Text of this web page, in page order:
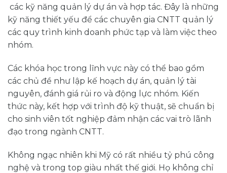
các kỹ năng quản lý dự án và hợp tác. Đây là những
kỹ năng thiết yếu để các chuyên gia CNTT quản lý
các quy trình kinh doanh phức tạp và làm việc theo
nhóm.
Các khóa học trong lĩnh vực này có thể bao gồm
các chủ đề như lập kế hoạch dự án, quản lý tài
nguyên, đánh giá rủi ro và động lực nhóm. Kiến
thức này, kết hợp với trình độ kỹ thuật, sẽ chuẩn bị
cho sinh viên tốt nghiệp đảm nhận các vai trò lãnh
đạo trong ngành CNTT.
Không ngạc nhiên khi Mỹ có rất nhiều tỷ phú công
nghệ và trong top giàu nhất thế giới. Họ không chỉ